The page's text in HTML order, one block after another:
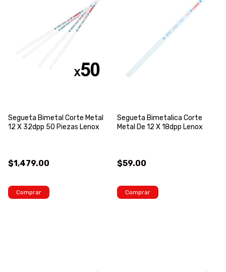
Segueta Bimetal Corte Metal
12 X 32dpp 50 Piezas Lenox
$1,479.00
Comprar
Segueta Bimetalica Corte
Metal De 12 X 18dpp Lenox
$59.00
Comprar